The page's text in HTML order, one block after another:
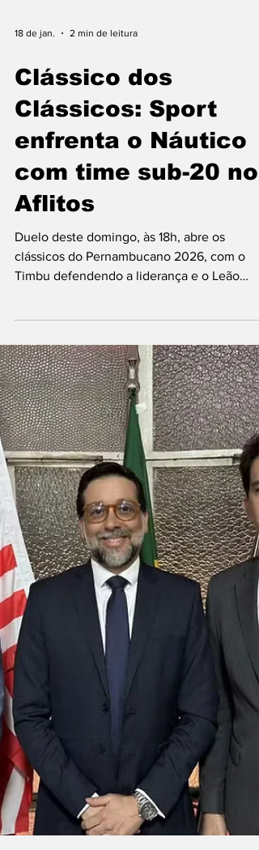
Clássico dos
Clássicos: Sport
Aflitos
Duelo deste domingo, às 18h, abre os
clássicos do Pernambucano 2026, com o
Timbu defendendo a liderança e o Leão
apostando nos garotos da base. Alexandre
Oliveira, técnico auxiliar do Sport — Foto:
Paulo Paiva/Sport Club do Recife Náutico e
Sport se enfrentam neste domingo, a partir
das 18h, nos Aflitos, no primeiro Clássico
Clássicos da temporada 2026. O duelo
também marca o primeiro encontro entre os
rivais na edição do Campeonato
Pernambucano. A partida terá transmissã